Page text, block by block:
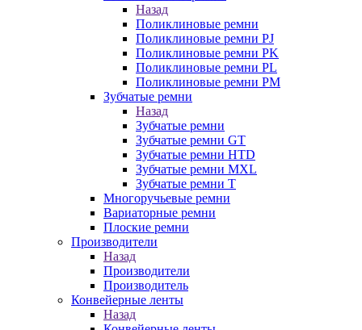
Назад
Поликлиновые ремни
Поликлиновые ремни PJ
Поликлиновые ремни PK
Поликлиновые ремни PL
Поликлиновые ремни PM
Зубчатые ремни
Назад
Зубчатые ремни
Зубчатые ремни GT
Зубчатые ремни HTD
Зубчатые ремни MXL
Зубчатые ремни Т
Многоручьевые ремни
Вариаторные ремни
Плоские ремни
Производители
Назад
Производители
Производитель
Конвейерные ленты
Назад